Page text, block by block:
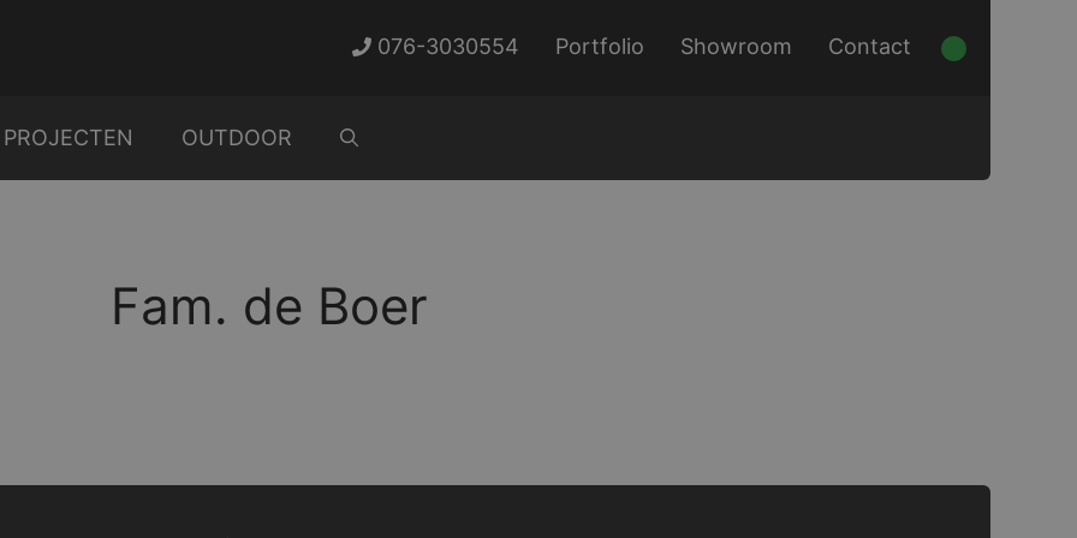
076-3030554 Portfolio Showroom Contact
PROJECTEN OUTDOOR
Fam. de Boer